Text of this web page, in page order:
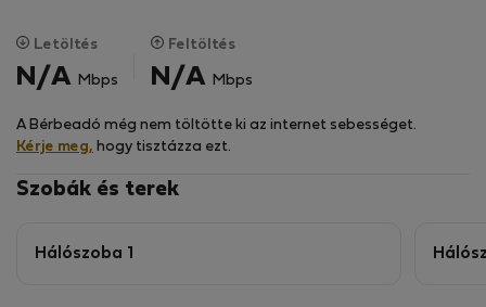
Letöltés
N/A Mbps
Feltöltés
N/A Mbps
A Bérbeadó még nem töltötte ki az internet sebességet.
Kérje meg, hogy tisztázza ezt.
Szobák és terek
Hálószoba 1